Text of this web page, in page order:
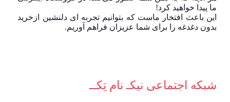
ما پیدا خواهید کرد!
این باعث افتخار ماست که بتوانیم تجربه ای دلنشین ازخرید
بدون دغدغه را برای شما عزیزان فراهم آوریم.
شبکه‌ اجتماعی نیکـ نام تِکــ